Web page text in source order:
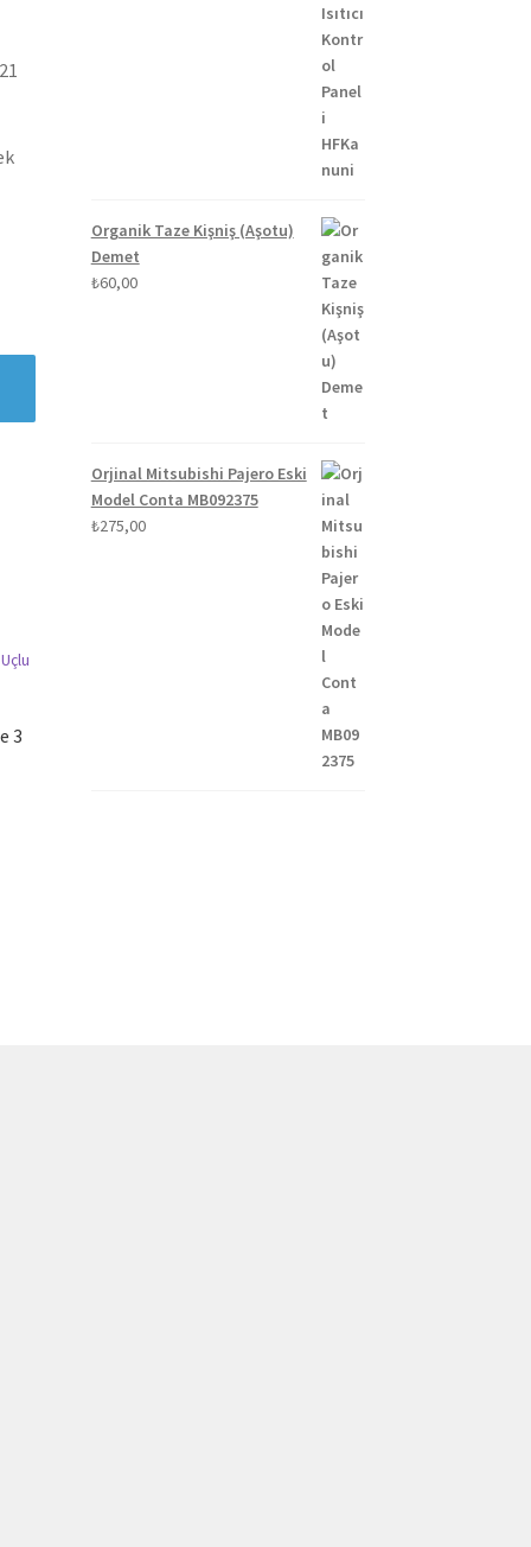
3
Organik Taze Kişniş (Aşotu)
Demet
₺60,00
Orjinal Mitsubishi Pajero Eski
Model Conta MB092375
₺275,00